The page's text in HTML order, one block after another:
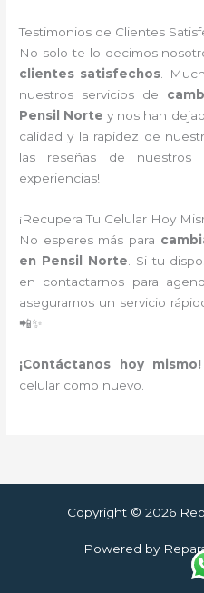
Testimonios de Clientes
No solo te lo decimos
clientes satisfechos.
nuestros servicios de
Pensil Norte y nos han
calidad y la rapidez de
las reseñas de nuestros
experiencias!
¡Recupera Tu Celular Hoy
No esperes más para
en Pensil Norte. Si tu
en contactarnos para
aseguramos un servicio
📲✨
¡Contáctanos hoy mismo!
celular como nuevo.
Copyright © 2026
Powered by